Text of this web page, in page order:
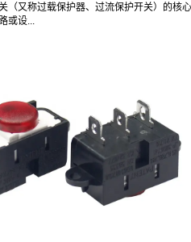
（又称过载保护器、过流保护开关）的核心
或设...